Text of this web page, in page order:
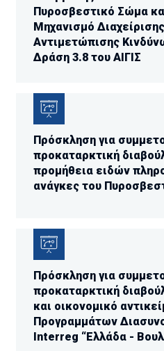
Πυροσβεστικό Σώμα
Μηχανισμό
Αντιμετώπισης
Δράση 3.8 του ΑΙΓΙΣ
Πρόσκληση για
προκαταρκτική
προμήθεια ειδών
ανάγκες του
Πρόσκληση για
προκαταρκτική
και οικονομικό
Προγραμμάτων
Interreg “Ελλάδα -